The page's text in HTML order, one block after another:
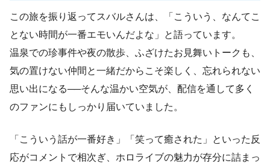
この旅を振り返ってスバルさんは、「こういう、なんてこ
とない時間が一番エモいんだよな」と語っています。
温泉での珍事件や夜の散歩、ふざけたお見舞いトークも、
気の置けない仲間と一緒だからこそ楽しく、忘れられない
思い出になる──そんな温かい空気が、配信を通して多く
のファンにもしっかり届いていました。
「こういう話が一番好き」「笑って癒された」といった反
応がコメントで相次ぎ、ホロライブの魅力が存分に詰まっ